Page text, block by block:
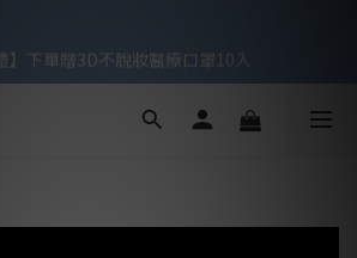
醫療口罩
贈3天2夜洗卸旅行組，滿$1,999再贈3D涼感